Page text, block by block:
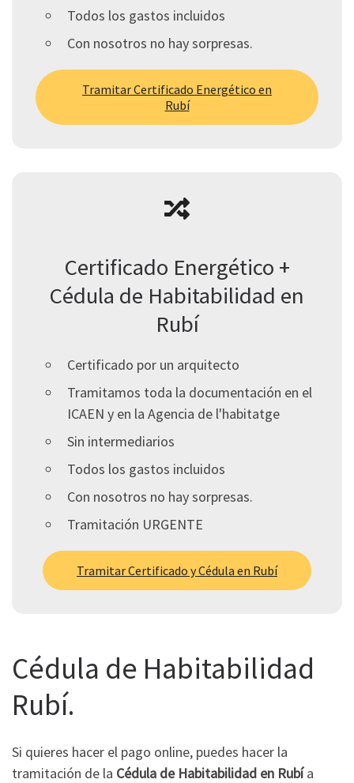
Todos los gastos incluidos
Con nosotros no hay sorpresas.
Tramitar Certificado Energético en
Rubí
Certificado Energético +
Cédula de Habitabilidad en
Rubí
Certificado por un arquitecto
Tramitamos toda la documentación en el
ICAEN y en la Agencia de l'habitatge
Sin intermediarios
Todos los gastos incluidos
Con nosotros no hay sorpresas.
Tramitación URGENTE
Tramitar Certificado y Cédula en Rubí
Cédula de Habitabilidad
Rubí.
Si quieres hacer el pago online, puedes hacer la
tramitación de la Cédula de Habitabilidad en Rubía